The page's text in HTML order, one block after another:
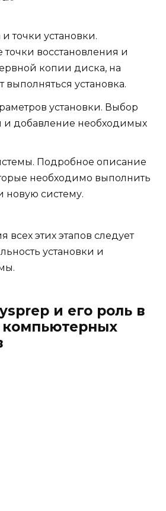
точки установки.
восстановления и
копии диска, на
выполняться установка.
установки. Выбор
и добавление необходимых
Подробное описание
необходимо выполнить
новую систему.
всех этих этапов следует
установки и
и его роль в